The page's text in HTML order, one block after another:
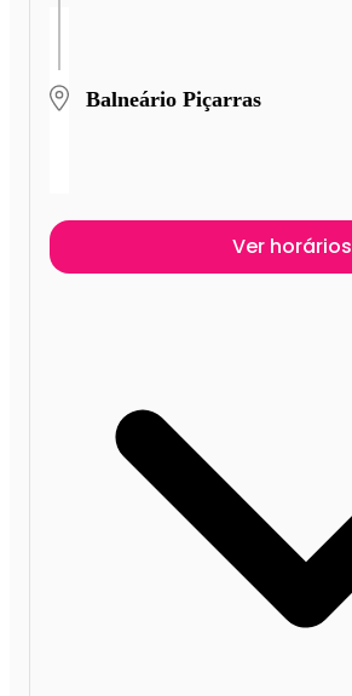
Balneário Piçarras
Ver horários